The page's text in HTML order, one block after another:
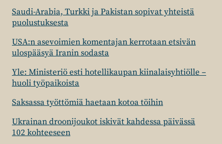
Saudi-Arabia, Turkki ja Pakistan sopivat yhteistä
puolustuksesta
USA:n asevoimien komentajan kerrotaan etsivän
ulospääsyä Iranin sodasta
Yle: Ministeriö esti hotellikaupan kiinalaisyhtiölle –
huoli työpaikoista
Saksassa työttömiä haetaan kotoa töihin
Ukrainan droonijoukot iskivät kahdessa päivässä
102 kohteeseen